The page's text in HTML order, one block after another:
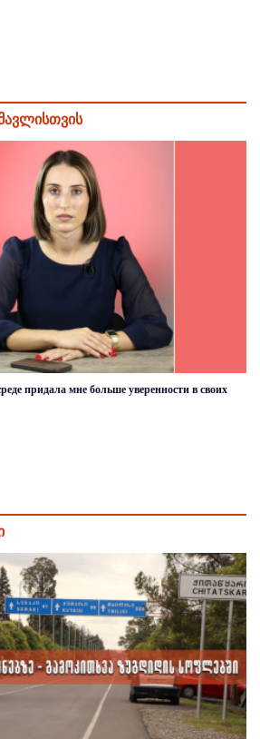
придала мне больше уверенности в своих